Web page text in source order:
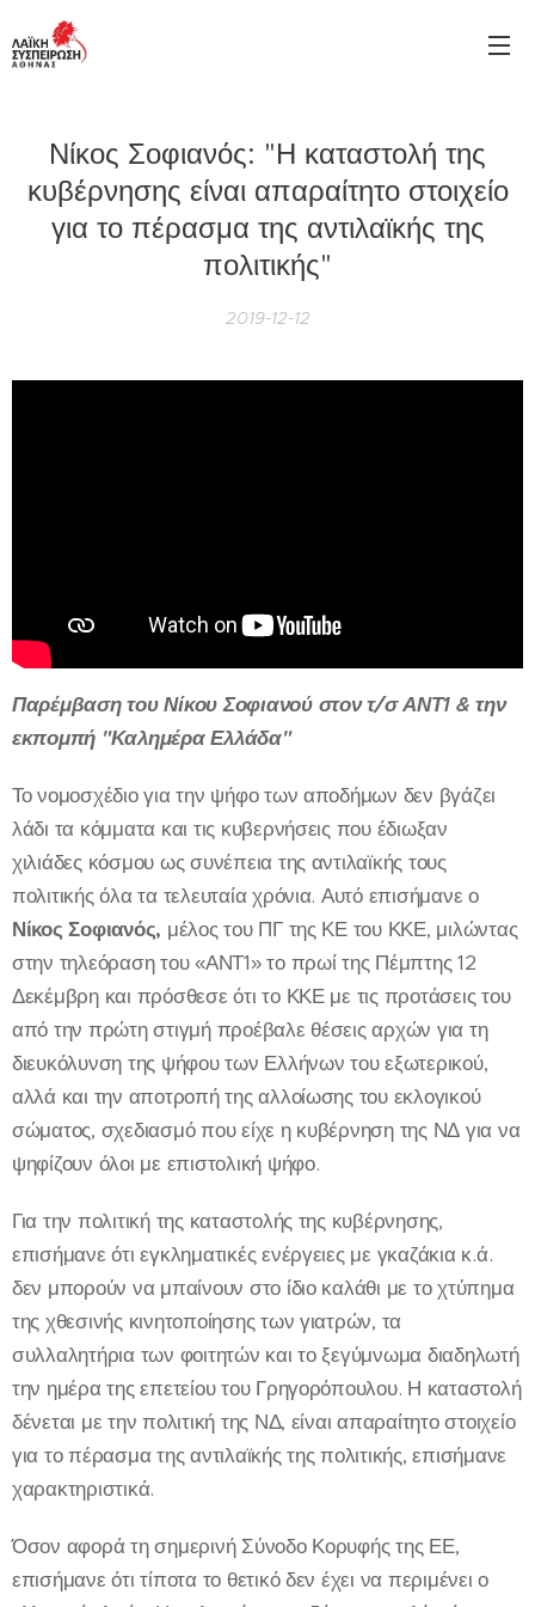
Νίκος Σοφιανός: "Η καταστολή της
κυβέρνησης είναι απαραίτητο στοιχείο
για το πέρασμα της αντιλαϊκής της
πολιτικής"
2019-12-12
Παρέμβαση του Νίκου Σοφιανού στον τ/σ ΑΝΤ1 & την
εκπομπή "Καλημέρα Ελλάδα"
Το νομοσχέδιο για την ψήφο των αποδήμων δεν βγάζει
λάδι τα κόμματα και τις κυβερνήσεις που έδιωξαν
χιλιάδες κόσμου ως συνέπεια της αντιλαϊκής τους
πολιτικής όλα τα τελευταία χρόνια. Αυτό επισήμανε ο
Νίκος Σοφιανός, μέλος του ΠΓ της ΚΕ του ΚΚΕ, μιλώντας
στην τηλεόραση του «ΑΝΤ1» το πρωί της Πέμπτης 12
Δεκέμβρη και πρόσθεσε ότι το ΚΚΕ με τις προτάσεις του
από την πρώτη στιγμή προέβαλε θέσεις αρχών για τη
διευκόλυνση της ψήφου των Ελλήνων του εξωτερικού,
αλλά και την αποτροπή της αλλοίωσης του εκλογικού
σώματος, σχεδιασμό που είχε η κυβέρνηση της ΝΔ για να
ψηφίζουν όλοι με επιστολική ψήφο.
Για την πολιτική της καταστολής της κυβέρνησης,
επισήμανε ότι εγκληματικές ενέργειες με γκαζάκια κ.ά.
δεν μπορούν να μπαίνουν στο ίδιο καλάθι με το χτύπημα
της χθεσινής κινητοποίησης των γιατρών, τα
συλλαλητήρια των φοιτητών και το ξεγύμνωμα διαδηλωτή
την ημέρα της επετείου του Γρηγορόπουλου. Η καταστολή
δένεται με την πολιτική της ΝΔ, είναι απαραίτητο στοιχείο
για το πέρασμα της αντιλαϊκής της πολιτικής, επισήμανε
χαρακτηριστικά.
Όσον αφορά τη σημερινή Σύνοδο Κορυφής της ΕΕ,
επισήμανε ότι τίποτα το θετικό δεν έχει να περιμένει ο